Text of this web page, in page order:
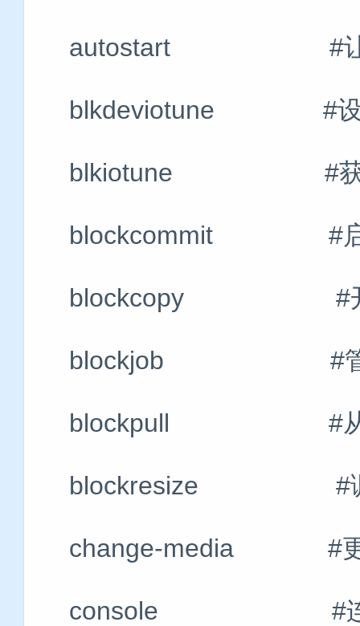
autostart #让一个
blkdeviotune #设置
blkiotune #获取或
blockcommit #启动
blockcopy #开始
blockjob #管理
blockpull #从其支
blockresize #调整
change-media #更换
console #连接到